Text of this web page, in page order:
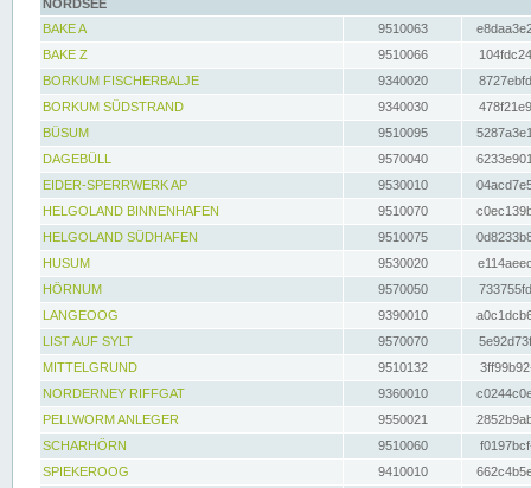
NORDSEE
BAKE A
9510063
BAKE Z
9510066
BORKUM FISCHERBALJE
9340020
BORKUM SÜDSTRAND
9340030
BÜSUM
9510095
DAGEBÜLL
9570040
EIDER-SPERRWERK AP
9530010
HELGOLAND BINNENHAFEN
9510070
HELGOLAND SÜDHAFEN
9510075
HUSUM
9530020
HÖRNUM
9570050
LANGEOOG
9390010
LIST AUF SYLT
9570070
MITTELGRUND
9510132
NORDERNEY RIFFGAT
9360010
PELLWORM ANLEGER
9550021
SCHARHÖRN
9510060
SPIEKEROOG
9410010